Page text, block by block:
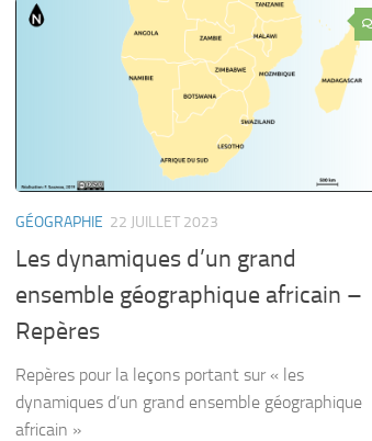
GÉOGRAPHIE 22 JUILLET 2023
Les dynamiques d’un grand
ensemble géographique africain –
Repères
Repères pour la leçons portant sur « les
dynamiques d’un grand ensemble géographique
africain »